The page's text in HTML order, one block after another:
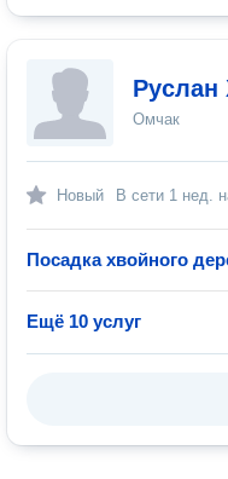
Руслан
Омчак
Новый В сети 1 нед.
Посадка хвойного
Ещё 10 услуг